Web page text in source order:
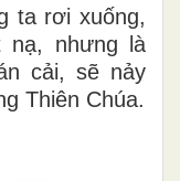
ta rơi xuống,
nạ, nhưng là
cải, sẽ nảy
Thiên Chúa.